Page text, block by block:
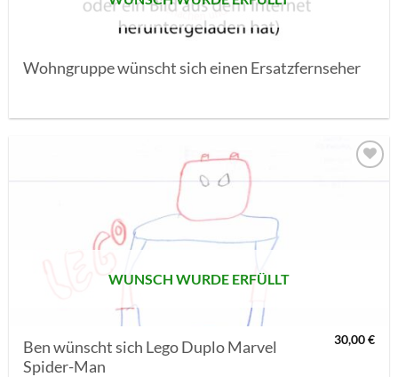
Wohngruppe wünscht sich einen Ersatzfernseher
WUNSCH WURDE ERFÜLLT
Ben wünscht sich Lego Duplo Marvel
Spider-Man
30,00€